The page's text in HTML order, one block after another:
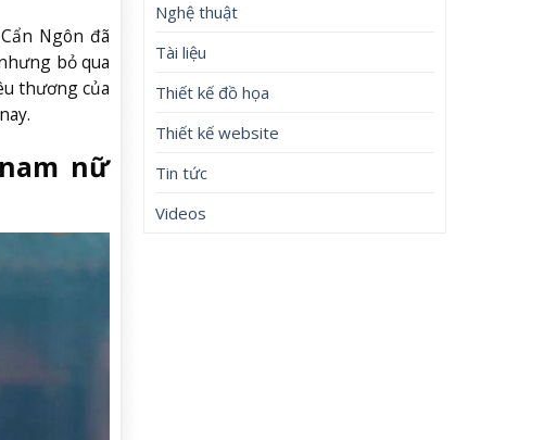
Ngôn đã
bỏ qua
thương của
nữ
Nghệ thuật
Tài liệu
Thiết kế đồ họa
Thiết kế website
Tin tức
Videos